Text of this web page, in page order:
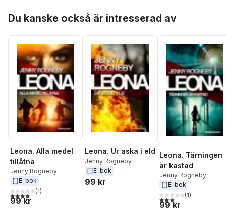
Du kanske också är intresserad av
Leona. Alla medel
tillåtna
Jenny Rogneby
E-bok
4,0utav 5 stjärnor. Totalt antal röster:
(1)
99 kr
Leona. Ur aska i eld
Jenny Rogneby
E-bok
99 kr
Leona. Tärningen
är kastad
Jenny Rogneby
E-bok
3,0utav 5 stjärnor.
(1)
99 kr